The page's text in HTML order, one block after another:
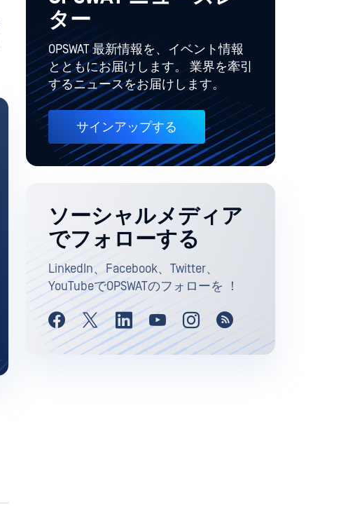
ター
OPSWAT 最新情報を、イベント情報
とともにお届けします。 業界を牽引
するニュースをお届けします。
サインアップする
ソーシャルメディア
でフォローする
LinkedIn、Facebook、Twitter、
YouTubeでOPSWATのフォローを ！